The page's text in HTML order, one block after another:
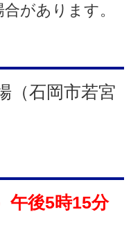
があります。
（石岡市若宮
午後5時15分